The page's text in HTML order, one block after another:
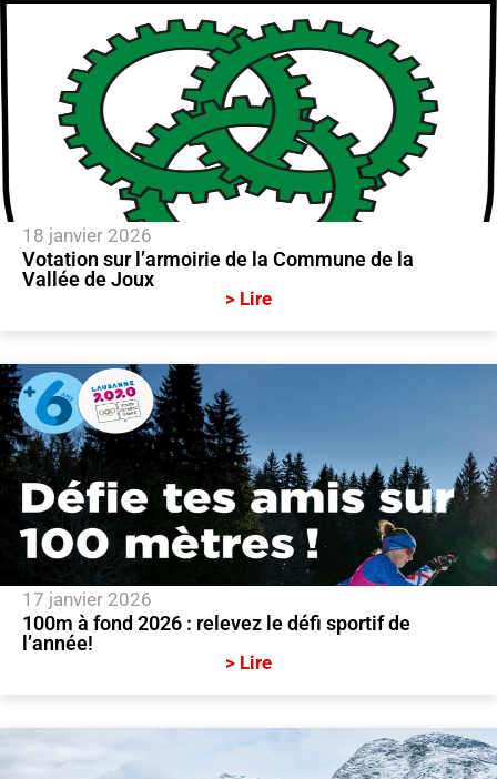
18 janvier 2026
Votation sur l’armoirie de la Commune de la
Vallée de Joux
> Lire
17 janvier 2026
100m à fond 2026 : relevez le défi sportif de
l’année!
> Lire